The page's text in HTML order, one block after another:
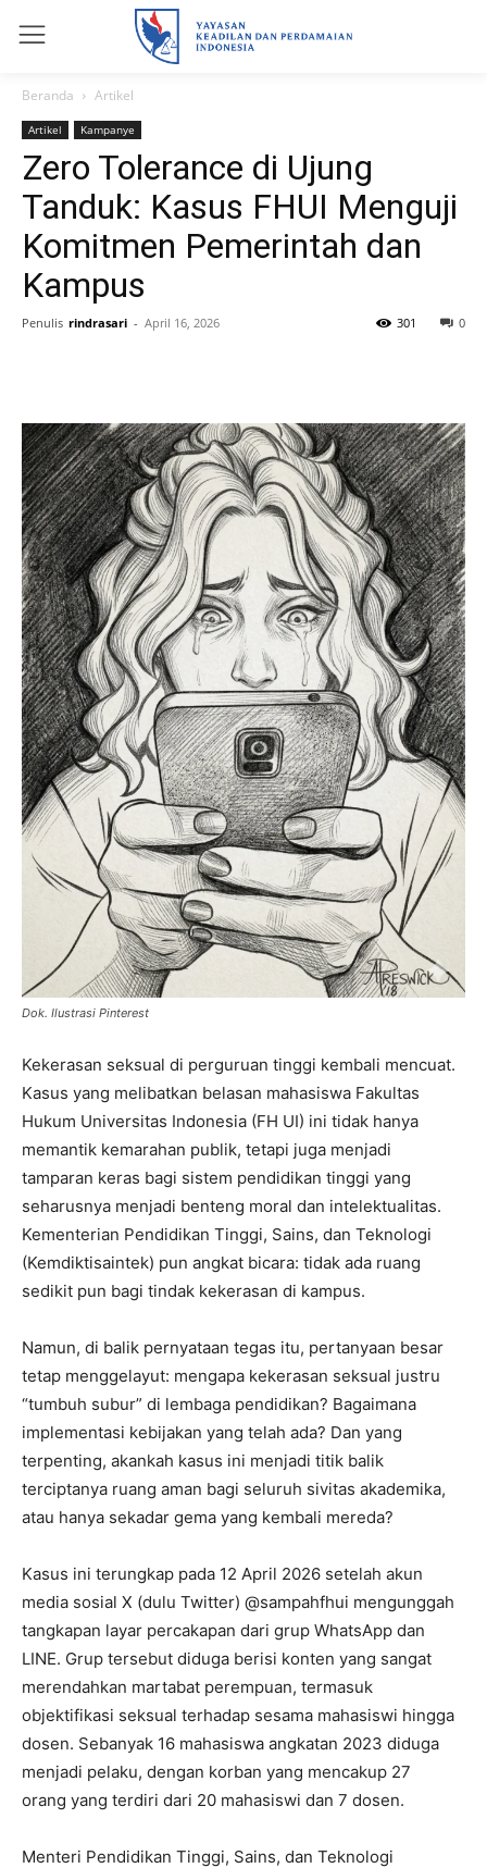
Beranda Artikel
Artikel Kampanye
Zero Tolerance di Ujung
Tanduk: Kasus FHUI Menguji
Komitmen Pemerintah dan
Kampus
Penulis rindrasari - April 16, 2026 0
301
Dok. Ilustrasi Pinterest
Kekerasan seksual di perguruan tinggi kembali mencuat.
Kasus yang melibatkan belasan mahasiswa Fakultas
Hukum Universitas Indonesia (FH UI) ini tidak hanya
memantik kemarahan publik, tetapi juga menjadi
tamparan keras bagi sistem pendidikan tinggi yang
seharusnya menjadi benteng moral dan intelektualitas.
Kementerian Pendidikan Tinggi, Sains, dan Teknologi
(Kemdiktisaintek) pun angkat bicara: tidak ada ruang
sedikit pun bagi tindak kekerasan di kampus.
Namun, di balik pernyataan tegas itu, pertanyaan besar
tetap menggelayut: mengapa kekerasan seksual justru
“tumbuh subur” di lembaga pendidikan? Bagaimana
implementasi kebijakan yang telah ada? Dan yang
terpenting, akankah kasus ini menjadi titik balik
terciptanya ruang aman bagi seluruh sivitas akademika,
atau hanya sekadar gema yang kembali mereda?
Kasus ini terungkap pada 12 April 2026 setelah akun
media sosial X (dulu Twitter) @sampahfhui mengunggah
tangkapan layar percakapan dari grup WhatsApp dan
LINE. Grup tersebut diduga berisi konten yang sangat
merendahkan martabat perempuan, termasuk
objektifikasi seksual terhadap sesama mahasiswi hingga
dosen. Sebanyak 16 mahasiswa angkatan 2023 diduga
menjadi pelaku, dengan korban yang mencakup 27
orang yang terdiri dari 20 mahasiswi dan 7 dosen.
Menteri Pendidikan Tinggi, Sains, dan Teknologi